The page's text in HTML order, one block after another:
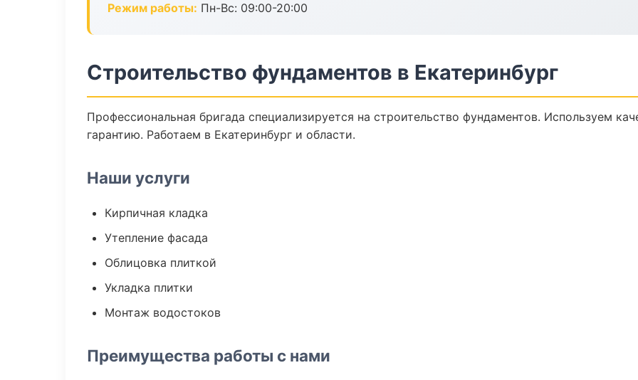
Режим работы: Пн-Вс: 09:00-20:00
Строительство фундаментов в Екатеринбург
Профессиональная бригада специализируется на строительство фундаментов. Используем
гарантию. Работаем в Екатеринбург и области.
Наши услуги
Кирпичная кладка
Утепление фасада
Облицовка плиткой
Укладка плитки
Монтаж водостоков
Преимущества работы с нами